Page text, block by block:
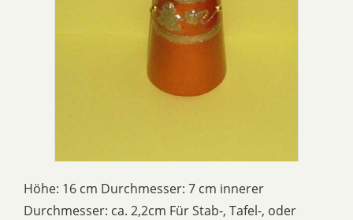
Höhe: 16 cm Durchmesser: 7 cm innerer
Durchmesser: ca. 2,2cm Für Stab-, Tafel-, oder